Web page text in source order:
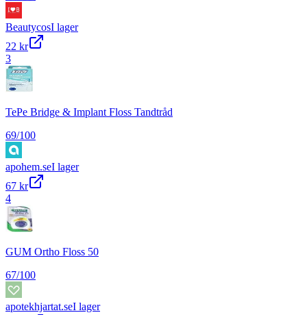
BeautycosI lager
22 kr
3
TePe Bridge & Implant Floss Tandtråd
69/100
apohem.seI lager
67 kr
4
GUM Ortho Floss 50
67/100
apotekhjartat.seI lager